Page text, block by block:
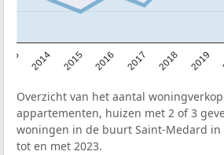
2014 2015 2016 2017 2018 2019
Overzicht van het aantal
appartementen, huizen met 2 of 3
woningen in de buurt Saint-Medard in
tot en met 2023.